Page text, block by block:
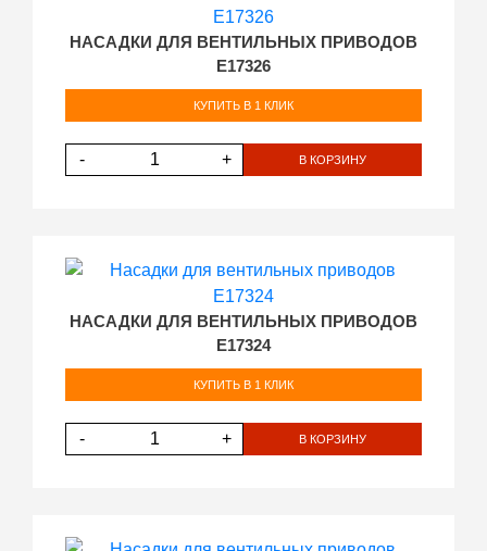
НАСАДКИ ДЛЯ ВЕНТИЛЬНЫХ ПРИВОДОВ
E17326
КУПИТЬ В 1 КЛИК
- + В КОРЗИНУ
НАСАДКИ ДЛЯ ВЕНТИЛЬНЫХ ПРИВОДОВ
E17324
КУПИТЬ В 1 КЛИК
- + В КОРЗИНУ